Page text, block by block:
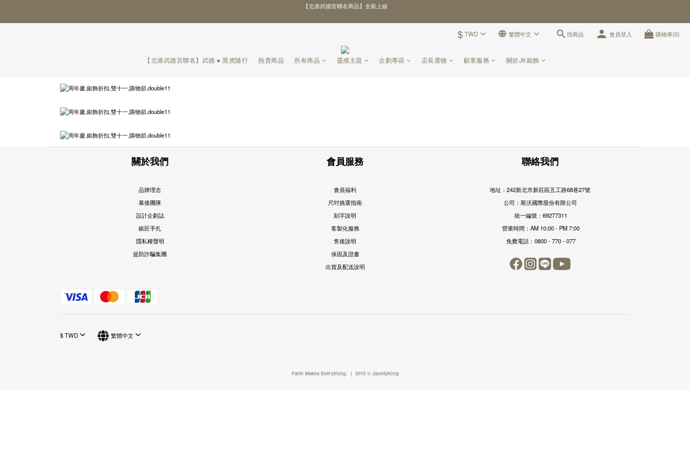
\ 全館優惠88折！滿額再贈好禮 /
【北港武德宮聯名商品】全新上線
\ 全館優惠88折！滿額再贈好禮 /
$ TWD 繁體中文 找商品 會員登入 購物車(0)
【北港武德宮聯名】武德 ● 黑虎隨行 熱賣商品 所有商品 靈感主題 企劃專區 店長選物 顧客服務 關於JK銀飾
關於我們
品牌理念
幕後團隊
設計企劃誌
銀匠手扎
隱私權聲明
提防詐騙集團
會員服務
會員福利
尺吋挑選指南
刻字說明
客製化服務
售後說明
保固及證書
出貨及配送說明
聯絡我們
地址：242新北市新莊區五工路68巷27號
公司：斯沃國際股份有限公司
統一編號：69277311
營業時間：AM 10:00 - PM 7:00
免費電話：0800 - 770 - 077
$TWD 繁體中文
Faith Makes Everything. | 2015 © JauntyKing